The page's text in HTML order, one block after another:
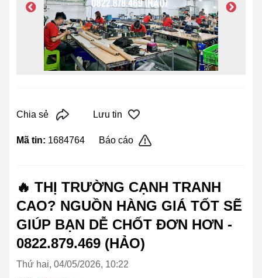
Chia sẻ Lưu tin
Mã tin: 1684764 Báo cáo
🔥 THỊ TRƯỜNG CẠNH TRANH
CAO? NGUỒN HÀNG GIÁ TỐT SẼ
GIÚP BẠN DỄ CHỐT ĐƠN HƠN -
0822.879.469 (HẢO)
Thứ hai, 04/05/2026, 10:22